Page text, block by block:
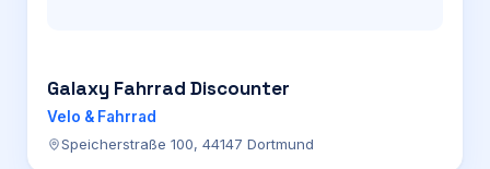
Galaxy Fahrrad Discounter
Velo & Fahrrad
Speicherstraße 100, 44147 Dortmund